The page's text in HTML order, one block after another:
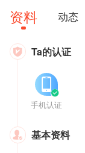
资料 动态
 Ta的认证

手机认证
 基本资料